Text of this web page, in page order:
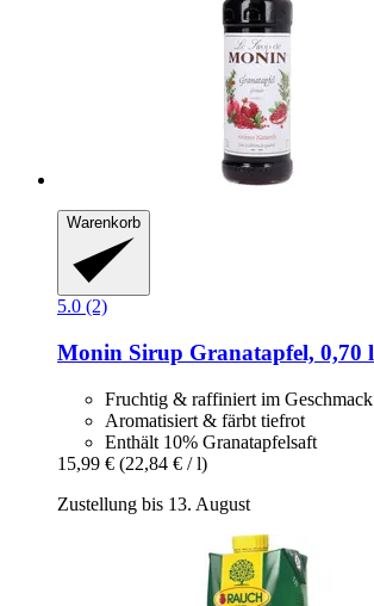
Warenkorb
5.0 (2)
Monin Sirup Granatapfel, 0,70 l
Fruchtig & raffiniert im Geschmack
Aromatisiert & färbt tiefrot
Enthält 10% Granatapfelsaft
15,99 € (22,84 € / l)
Zustellung bis 13. August